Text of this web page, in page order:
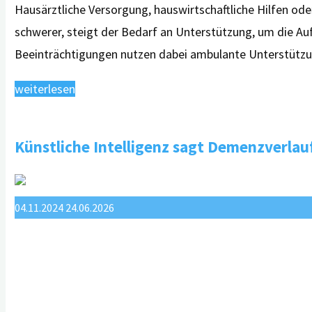
Hausärztliche Versorgung, hauswirtschaftliche Hilfen
schwerer, steigt der Bedarf an Unterstützung, um die
Beeinträchtigungen nutzen dabei ambulante
weiterlesen
nachlässt:
Unterstützungsangebote
zu
Künstliche Intelligenz sagt
04.11.2024 24.06.2026